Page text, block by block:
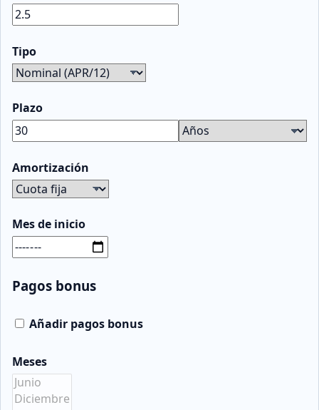
Tipo
Plazo
Amortización
Mes de inicio
Pagos bonus
Añadir pagos bonus
Meses